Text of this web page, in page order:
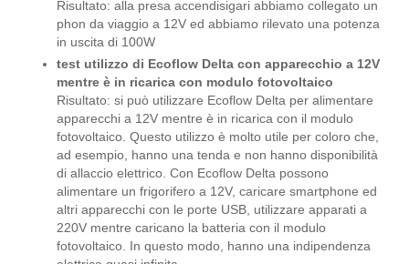
Risultato: alla presa accendisigari abbiamo collegato un
phon da viaggio a 12V ed abbiamo rilevato una potenza
in uscita di 100W
test utilizzo di Ecoflow Delta con apparecchio a 12V
mentre è in ricarica con modulo fotovoltaico
Risultato: si può utilizzare Ecoflow Delta per alimentare
apparecchi a 12V mentre è in ricarica con il modulo
fotovoltaico. Questo utilizzo è molto utile per coloro che,
ad esempio, hanno una tenda e non hanno disponibilità
di allaccio elettrico. Con Ecoflow Delta possono
alimentare un frigorifero a 12V, caricare smartphone ed
altri apparecchi con le porte USB, utilizzare apparati a
220V mentre caricano la batteria con il modulo
fotovoltaico. In questo modo, hanno una indipendenza